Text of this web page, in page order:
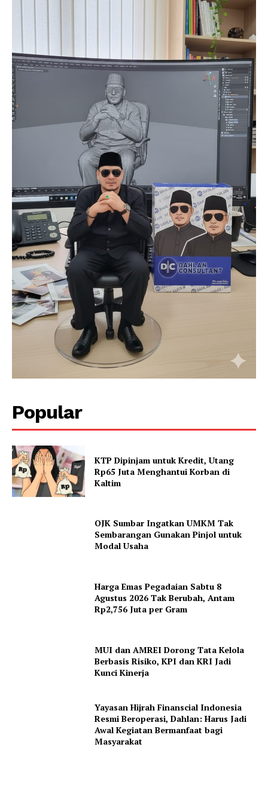
News Week
Magazine PRO
SUBSCRIBE NOW
Company
About
Popular
KTP Dipinjam untuk Kredit, Utang
Rp65 Juta Menghantui Korban di
Kaltim
OJK Sumbar Ingatkan UMKM Tak
Sembarangan Gunakan Pinjol untuk
Modal Usaha
Harga Emas Pegadaian Sabtu 8
Agustus 2026 Tak Berubah, Antam
Rp2,756 Juta per Gram
MUI dan AMREI Dorong Tata Kelola
Berbasis Risiko, KPI dan KRI Jadi
Kunci Kinerja
Yayasan Hijrah Finanscial Indonesia
Resmi Beroperasi, Dahlan: Harus Jadi
Awal Kegiatan Bermanfaat bagi
Masyarakat